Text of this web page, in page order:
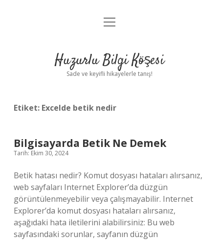
Anasayfa
Yasal Uyarı
menüyü
Huzurlu Bilgi Köşesi
Sade ve keyifli hikayelerle tanış!
Etiket: Excelde betik nedir
Bilgisayarda Betik Ne Demek
Tarih: Ekim 30, 2024
Betik hatası nedir? Komut dosyası hataları alırsanız,
web sayfaları Internet Explorer’da düzgün
görüntülenmeyebilir veya çalışmayabilir. Internet
Explorer’da komut dosyası hataları alırsanız,
aşağıdaki hata iletilerini alabilirsiniz: Bu web
sayfasındaki sorunlar, sayfanın düzgün